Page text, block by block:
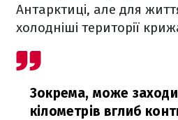
Антарктиці, але для
холодніші території
Зокрема, може
кілометрів вглиб